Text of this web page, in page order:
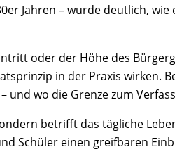
Jahren – wurde deutlich,
oder der Höhe des
in der Praxis wirken.
und wo die Grenze zum
betrifft das tägliche
Schüler einen greifbaren